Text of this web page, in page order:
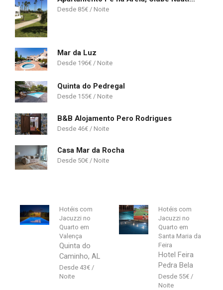
85€
Mar da Luz
196€
Quinta do Pedregal
155€
B&B Alojamento Pero Rodrigues
46€
Casa Mar da Rocha
50€
Hotéis com
Jacuzzi no
Quarto em
Valença
Quinta do
Caminho, AL
43€
Hotéis com
Jacuzzi no
Quarto em
Santa Maria da
Feira
Hotel Feira
Pedra Bela
55€